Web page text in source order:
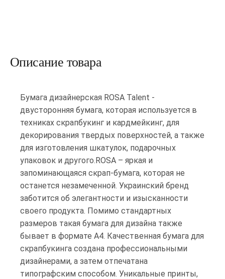
Описание товара
Бумага дизайнерская ROSA Talent -
двусторонняя бумага, которая используется в
техниках скрапбукинг и кардмейкинг, для
декорирования твердых поверхностей, а также
для изготовления шкатулок, подарочных
упаковок и другого.ROSA – яркая и
запоминающаяся скрап-бумага, которая не
останется незамеченной. Украинский бренд
заботится об элегантности и изысканности
своего продукта. Помимо стандартных
размеров такая бумага для дизайна также
бывает в формате А4. Качественная бумага для
скрапбукинга создана профессиональными
дизайнерами, а затем отпечатана
типографским способом. Уникальные принты,